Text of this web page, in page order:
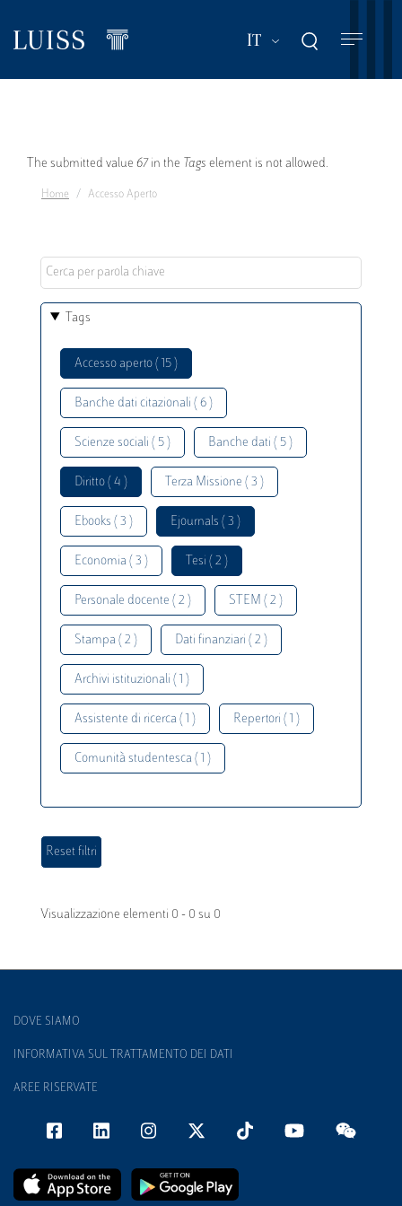
contenuto
IT Mostra ulteriori
Messaggio
di
The submitted value 67 in the Tags element is not allowed.
Home Accesso Aperto
Tags
Accesso aperto ( 15 )
Banche dati citazionali ( 6 )
Scienze sociali ( 5 ) Banche dati ( 5 )
Diritto ( 4 ) Terza Missione ( 3 )
Ebooks ( 3 ) Ejournals ( 3 )
Economia ( 3 ) Tesi ( 2 )
Personale docente ( 2 ) STEM ( 2 )
Stampa ( 2 ) Dati finanziari ( 2 )
Archivi istituzionali ( 1 )
Assistente di ricerca ( 1 ) Repertori ( 1 )
Comunità studentesca ( 1 )
Visualizzazione elementi 0 - 0 su 0
DOVE SIAMO
INFORMATIVA SUL TRATTAMENTO DEI DATI
AREE RISERVATE